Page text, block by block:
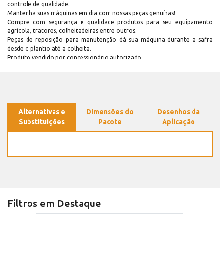
controle de qualidade.
Mantenha suas máquinas em dia com nossas peças genuínas!
Compre com segurança e qualidade produtos para seu equipamento
agrícola, tratores, colheitadeiras entre outros.
Peças de reposição para manutenção dá sua máquina durante a safra
desde o plantio até a colheita.
Produto vendido por concessionário autorizado.
Alternativas e
Substituições
Dimensões do
Pacote
Desenhos da
Aplicação
Filtros em Destaque